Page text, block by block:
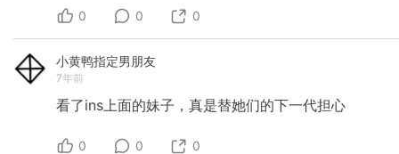
0 0 0
小黄鸭指定男朋友
7年前
看了ins上面的妹子，真是替她们的下一代担心
0 0 0